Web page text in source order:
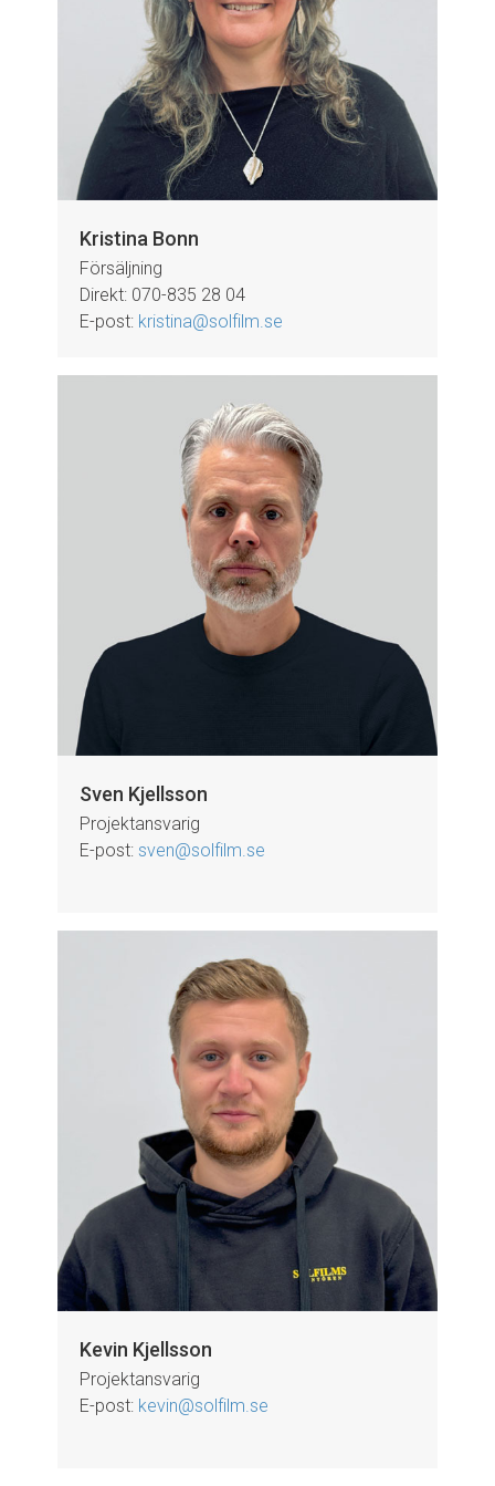
Kristina Bonn
Försäljning
Direkt: 070-835 28 04
E-post: kristina@solfilm.se
Sven Kjellsson
Projektansvarig
E-post: sven@solfilm.se
Kevin Kjellsson
Projektansvarig
E-post: kevin@solfilm.se